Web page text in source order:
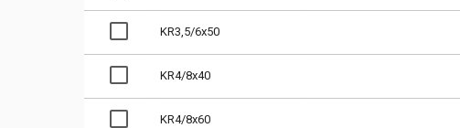
KR3,5/6x50
KR4/8x40
KR4/8x60